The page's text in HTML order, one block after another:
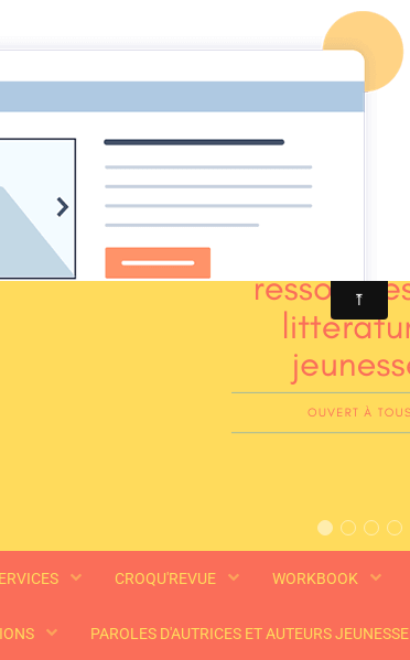
CROQU'REVUE WORKBOOK
PAROLES D'AUTRICES ET AUTEURS JEUNESSE